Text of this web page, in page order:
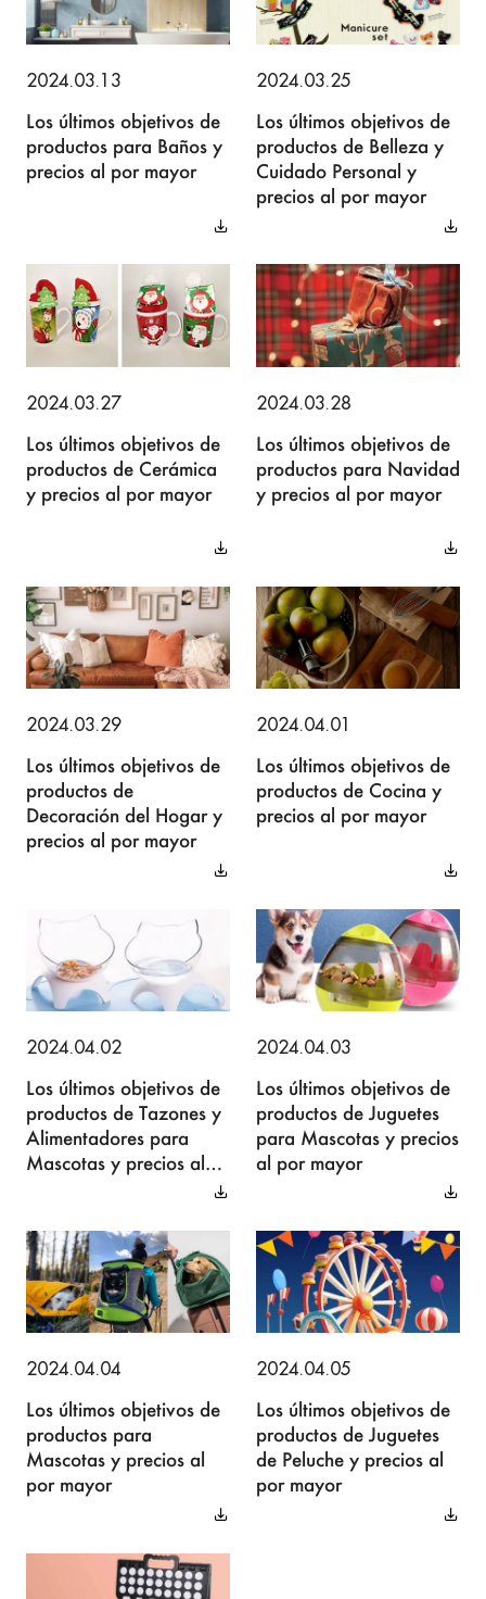
2024.03.13
Los últimos objetivos de
productos para Baños y
precios al por mayor
2024.03.25
Los últimos objetivos de
productos de Belleza y
Cuidado Personal y
precios al por mayor
2024.03.27
Los últimos objetivos de
productos de Cerámica
y precios al por mayor
2024.03.28
Los últimos objetivos de
productos para Navidad
y precios al por mayor
2024.03.29
Los últimos objetivos de
productos de
Decoración del Hogar y
precios al por mayor
2024.04.01
Los últimos objetivos de
productos de Cocina y
precios al por mayor
2024.04.02
Los últimos objetivos de
productos de Tazones y
Alimentadores para
Mascotas y precios al
2024.04.03
Los últimos objetivos de
productos de Juguetes
para Mascotas y precios
al por mayor
2024.04.04
Los últimos objetivos de
productos para
Mascotas y precios al
por mayor
2024.04.05
Los últimos objetivos de
productos de Juguetes
de Peluche y precios al
por mayor